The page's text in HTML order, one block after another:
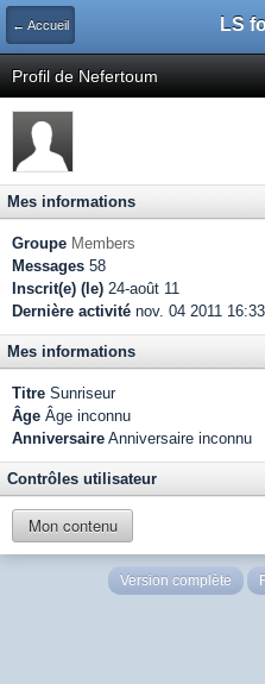
← Accueil LS
Profil de Nefertoum
Mes informations
Groupe Members
Messages 58
Inscrit(e) (le) 24-août 11
Dernière activité nov. 04 2011 16:33
Mes informations
Titre Sunriseur
Âge Âge inconnu
Anniversaire Anniversaire inconnu
Contrôles utilisateur
Mon contenu
Version complète